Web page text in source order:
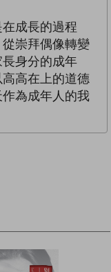
成長的過程
崇拜偶像轉變
身分的成年
高在上的道德
為成年人的我